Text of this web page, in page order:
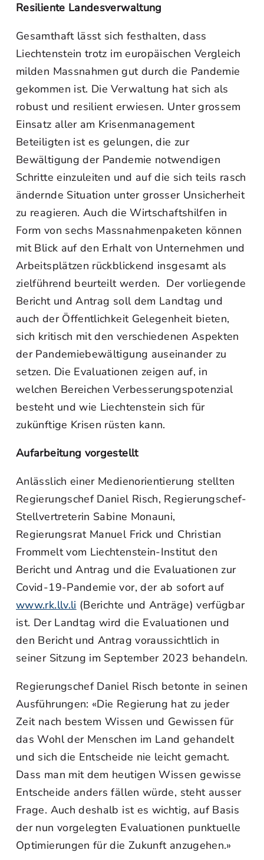
Resiliente Landesverwaltung
Gesamthaft lässt sich festhalten, dass
Liechtenstein trotz im europäischen Vergleich
milden Massnahmen gut durch die Pandemie
gekommen ist. Die Verwaltung hat sich als
robust und resilient erwiesen. Unter grossem
Einsatz aller am Krisenmanagement
Beteiligten ist es gelungen, die zur
Bewältigung der Pandemie notwendigen
Schritte einzuleiten und auf die sich teils rasch
ändernde Situation unter grosser Unsicherheit
zu reagieren. Auch die Wirtschaftshilfen in
Form von sechs Massnahmenpaketen können
mit Blick auf den Erhalt von Unternehmen und
Arbeitsplätzen rückblickend insgesamt als
zielführend beurteilt werden. Der vorliegende
Bericht und Antrag soll dem Landtag und
auch der Öffentlichkeit Gelegenheit bieten,
sich kritisch mit den verschiedenen Aspekten
der Pandemiebewältigung auseinander zu
setzen. Die Evaluationen zeigen auf, in
welchen Bereichen Verbesserungspotenzial
besteht und wie Liechtenstein sich für
zukünftige Krisen rüsten kann.
Aufarbeitung vorgestellt
Anlässlich einer Medienorientierung stellten
Regierungschef Daniel Risch, Regierungschef-
Stellvertreterin Sabine Monauni,
Regierungsrat Manuel Frick und Christian
Frommelt vom Liechtenstein-Institut den
Bericht und Antrag und die Evaluationen zur
Covid-19-Pandemie vor, der ab sofort auf
www.rk.llv.li (Berichte und Anträge) verfügbar
ist. Der Landtag wird die Evaluationen und
den Bericht und Antrag voraussichtlich in
seiner Sitzung im September 2023 behandeln.
Regierungschef Daniel Risch betonte in seinen
Ausführungen: «Die Regierung hat zu jeder
Zeit nach bestem Wissen und Gewissen für
das Wohl der Menschen im Land gehandelt
und sich die Entscheide nie leicht gemacht.
Dass man mit dem heutigen Wissen gewisse
Entscheide anders fällen würde, steht ausser
Frage. Auch deshalb ist es wichtig, auf Basis
der nun vorgelegten Evaluationen punktuelle
Optimierungen für die Zukunft anzugehen.»